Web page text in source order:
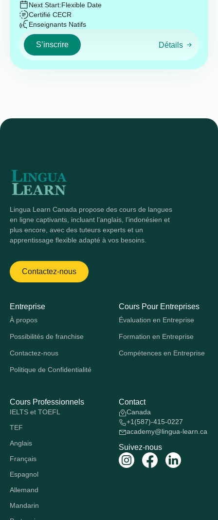
Next Start:Flexible Date
Certifié CECR
Enseignants Natifs
S’inscrire Détails
Lingua Learn Canada propose des cours de langues
en ligne captivants, incluant l’anglais, l’indonésien et
plus encore, avec des tuteurs experts et un
apprentissage flexible adapté à vos besoins.
Contactez-nous
Entreprise
À propos
Possibilités de franchise
Contactez-nous
Politique de Confidentialité
Cours Pour Entreprises
Évaluation en Entreprise
Formation en Entreprise
Compétences en Entreprise
Cours Professionnels
IELTS et TOEFL
TEF
Anglais
Français
Espagnol
Allemand
Mandarin
Contact
Canada
+1(587)-415-0227
academy@lingua-learn.ca
Suivez-nous